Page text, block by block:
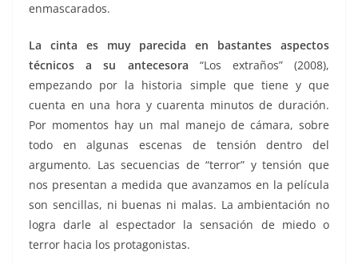
enmascarados.
La cinta es muy parecida en bastantes aspectos
técnicos a su antecesora “Los extraños” (2008),
empezando por la historia simple que tiene y que
cuenta en una hora y cuarenta minutos de duración.
Por momentos hay un mal manejo de cámara, sobre
todo en algunas escenas de tensión dentro del
argumento. Las secuencias de “terror” y tensión que
nos presentan a medida que avanzamos en la película
son sencillas, ni buenas ni malas. La ambientación no
logra darle al espectador la sensación de miedo o
terror hacia los protagonistas.